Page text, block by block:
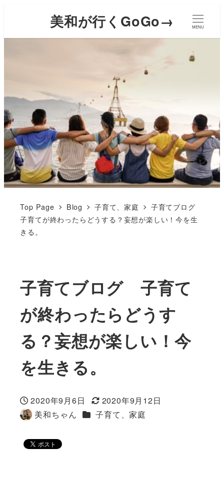
美和が行くGoGo→ MENU
Top Page Blog 子育て、家庭
子育てブログ
子育てが終わったらどうする？妄想が楽しい！今を生
きる。
子育てブログ 子育て
が終わったらどうす
る？妄想が楽しい！今
を生きる。
投稿日
2020年9月6日
更新日
2020年9月12日
著
美和ちゃん カテゴリー
子育て、家庭